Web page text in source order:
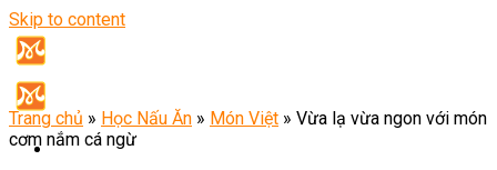
Skip to content
Trang chủ » Học Nấu Ăn » Món Việt » Vừa lạ vừa ngon với món
cơm nắm cá ngừ